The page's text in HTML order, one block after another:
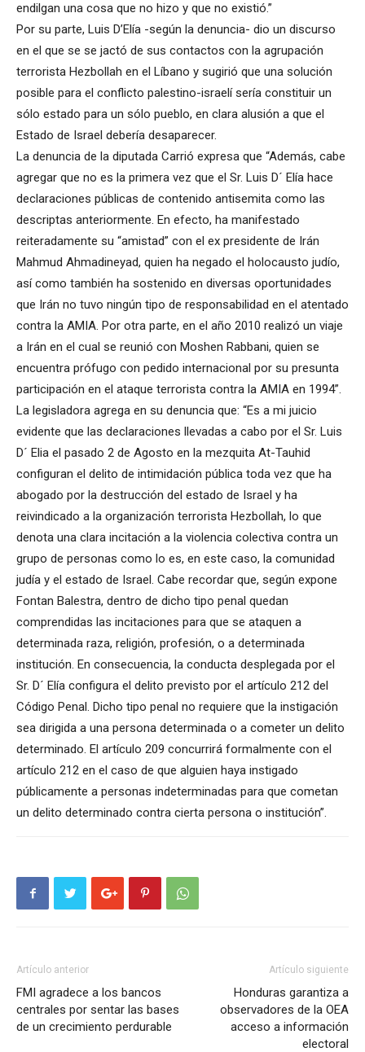
endilgan una cosa que no hizo y que no existió.”
Por su parte, Luis D’Elía -según la denuncia- dio un discurso
en el que se se jactó de sus contactos con la agrupación
terrorista Hezbollah en el Líbano y sugirió que una solución
posible para el conflicto palestino-israelí sería constituir un
sólo estado para un sólo pueblo, en clara alusión a que el
Estado de Israel debería desaparecer.
La denuncia de la diputada Carrió expresa que “Además, cabe
agregar que no es la primera vez que el Sr. Luis D´ Elía hace
declaraciones públicas de contenido antisemita como las
descriptas anteriormente. En efecto, ha manifestado
reiteradamente su “amistad” con el ex presidente de Irán
Mahmud Ahmadineyad, quien ha negado el holocausto judío,
así como también ha sostenido en diversas oportunidades
que Irán no tuvo ningún tipo de responsabilidad en el atentado
contra la AMIA. Por otra parte, en el año 2010 realizó un viaje
a Irán en el cual se reunió con Moshen Rabbani, quien se
encuentra prófugo con pedido internacional por su presunta
participación en el ataque terrorista contra la AMIA en 1994”.
La legisladora agrega en su denuncia que: “Es a mi juicio
evidente que las declaraciones llevadas a cabo por el Sr. Luis
D´ Elia el pasado 2 de Agosto en la mezquita At-Tauhid
configuran el delito de intimidación pública toda vez que ha
abogado por la destrucción del estado de Israel y ha
reivindicado a la organización terrorista Hezbollah, lo que
denota una clara incitación a la violencia colectiva contra un
grupo de personas como lo es, en este caso, la comunidad
judía y el estado de Israel. Cabe recordar que, según expone
Fontan Balestra, dentro de dicho tipo penal quedan
comprendidas las incitaciones para que se ataquen a
determinada raza, religión, profesión, o a determinada
institución. En consecuencia, la conducta desplegada por el
Sr. D´ Elía configura el delito previsto por el artículo 212 del
Código Penal. Dicho tipo penal no requiere que la instigación
sea dirigida a una persona determinada o a cometer un delito
determinado. El artículo 209 concurrirá formalmente con el
artículo 212 en el caso de que alguien haya instigado
públicamente a personas indeterminadas para que cometan
un delito determinado contra cierta persona o institución”.
Artículo anterior
FMI agradece a los bancos
centrales por sentar las bases
de un crecimiento perdurable
Artículo siguiente
Honduras garantiza a
observadores de la OEA
acceso a información
electoral